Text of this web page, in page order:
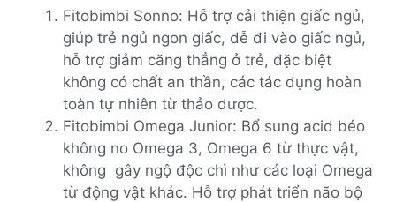
Fitobimbi Sonno: Hỗ trợ cải thiện giấc ngủ,
giúp trẻ ngủ ngon giấc, dễ đi vào giấc ngủ,
hỗ trợ giảm căng thẳng ở trẻ, đặc biệt
không có chất an thần, các tác dụng hoàn
toàn tự nhiên từ thảo dược.
Fitobimbi Omega Junior: Bổ sung acid béo
không no Omega 3, Omega 6 từ thực vật,
không gây ngộ độc chì như các loại Omega
từ động vật khác. Hỗ trợ phát triển não bộ